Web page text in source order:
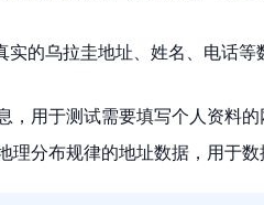
实的乌拉圭地址、姓名、电话
用于测试需要填写个人资料的
分布规律的地址数据，用于数